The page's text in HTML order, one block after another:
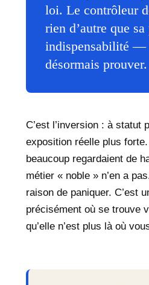
loi. Le contrôleur
rien d’autre que sa
indispensabilité —
désormais prouver.
C’est l’inversion : à statut
exposition réelle plus
beaucoup regardaient de
métier « noble » n’en a
raison de paniquer. C’est
précisément où se trouve
qu’elle n’est plus là où